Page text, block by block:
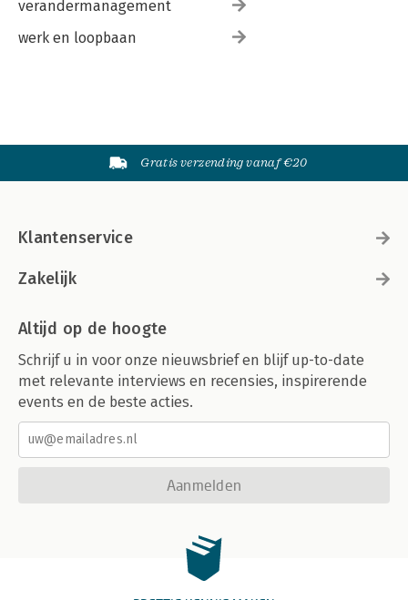
verandermanagement
werk en loopbaan
Gratis verzending vanaf €20
Klantenservice
Zakelijk
Altijd op de hoogte
Schrijf u in voor onze nieuwsbrief en blijf up-to-date
met relevante interviews en recensies, inspirerende
events en de beste acties.
Aanmelden